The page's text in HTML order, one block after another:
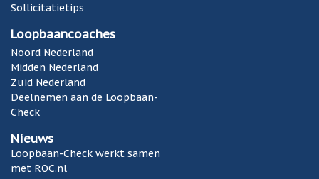
Sollicitatietips
Loopbaancoaches
Noord Nederland
Midden Nederland
Zuid Nederland
Deelnemen aan de Loopbaan-
Check
Nieuws
Loopbaan-Check werkt samen
met ROC.nl